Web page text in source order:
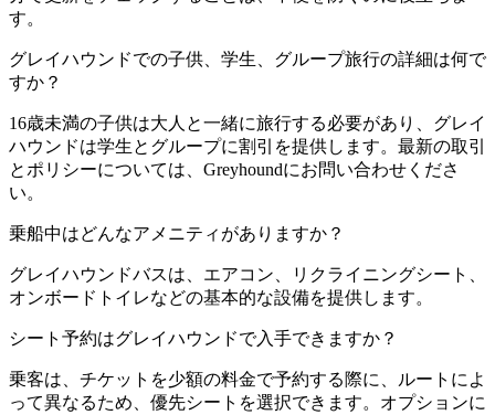
す。
グレイハウンドでの子供、学生、グループ旅行の詳細は何で
すか？
16歳未満の子供は大人と一緒に旅行する必要があり、グレイ
ハウンドは学生とグループに割引を提供します。最新の取引
とポリシーについては、Greyhoundにお問い合わせくださ
い。
乗船中はどんなアメニティがありますか？
グレイハウンドバスは、エアコン、リクライニングシート、
オンボードトイレなどの基本的な設備を提供します。
シート予約はグレイハウンドで入手できますか？
乗客は、チケットを少額の料金で予約する際に、ルートによ
って異なるため、優先シートを選択できます。オプションに